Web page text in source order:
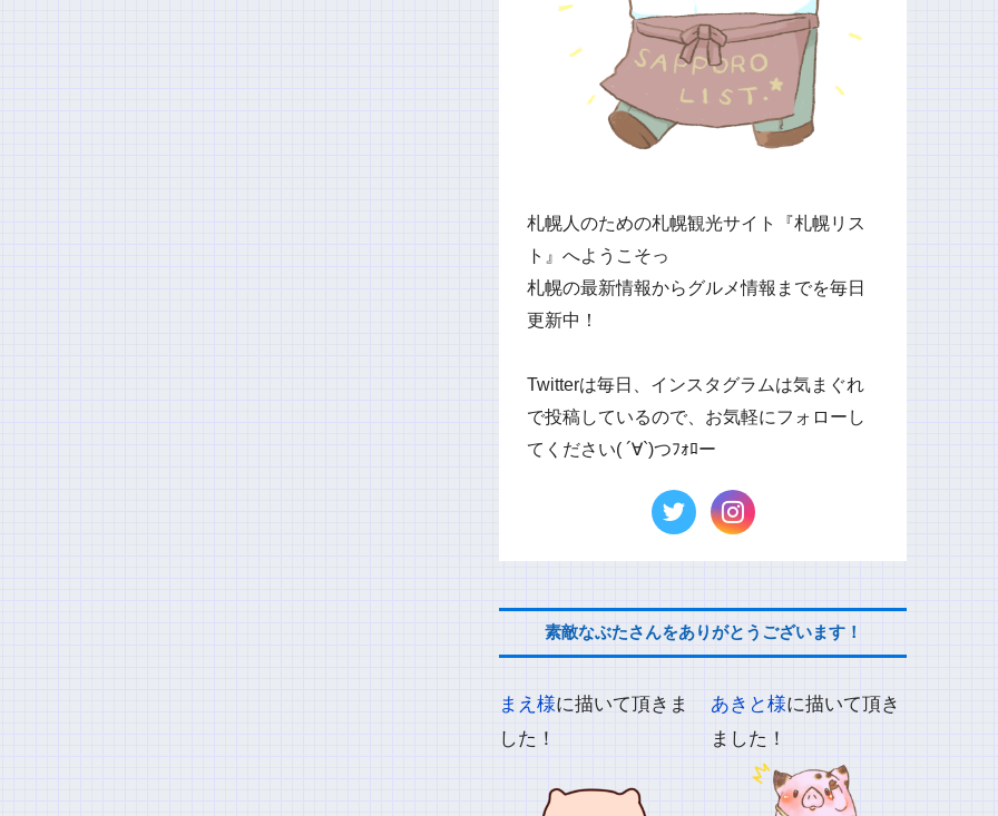
札幌人のための札幌観光サイト『札幌リス
ト』へようこそっ
札幌の最新情報からグルメ情報までを毎日
更新中！
Twitterは毎日、インスタグラムは気まぐれ
で投稿しているので、お気軽にフォローし
てください( ´∀`)つﾌｫﾛー
素敵なぶたさんをありがとうございます！
まえ様に描いて頂きま
した！
あきと様に描いて頂き
ました！